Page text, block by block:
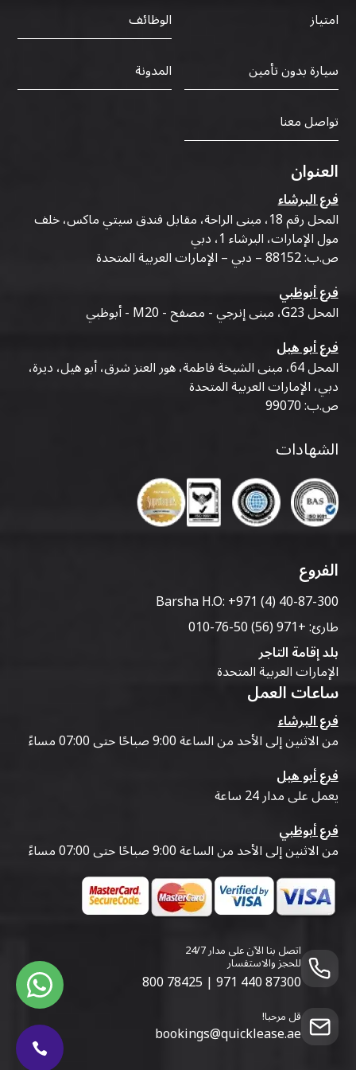
امتياز
الوظائف
سيارة بدون تأمين
المدونة
تواصل معنا
العنوان
فرع البرشاء
المحل رقم 18، مبنى الراحة، مقابل فندق سيتي ماكس، خلف
مول الإمارات، البرشاء 1، دبي
ص.ب: 88152 – دبي – الإمارات العربية المتحدة
فرع أبوظبي
المحل G23، مبنى إنرجي - مصفح - M20 - أبوظبي
فرع أبو هيل
المحل 64، مبنى الشيخة فاطمة، هور العنز شرق، أبو هيل، ديرة،
دبي، الإمارات العربية المتحدة
ص.ب: 99070
الشهادات
الفروع
Barsha H.O:+971 (4) 40-87-300
طارئ:+971 (56) 50-76-010
بلد إقامة التاجر
الإمارات العربية المتحدة
ساعات العمل
فرع البرشاء
من الاثنين إلى الأحد من الساعة 9:00 صباحًا حتى 07:00 مساءً
فرع أبو هيل
يعمل على مدار 24 ساعة
فرع أبوظبي
من الاثنين إلى الأحد من الساعة 9:00 صباحًا حتى 07:00 مساءً
اتصل بنا الآن على مدار 24/7
للحجز والاستفسار
800 78425 | 971 440 87300
قل مرحبا!
bookings@quicklease.ae